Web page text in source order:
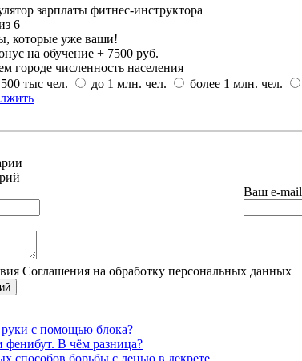
зарплаты фитнес-инструктора
6
которые уже ваши!
на обучение + 7500 руб.
городе численность населения
тыс чел.
до 1 млн. чел. более 1 млн. чел.
Ваш e-mail
Соглашения на обработку персональных данных
руки с помощью блока?
фенибут. В чём разница?
способов борьбы с ленью в декрете